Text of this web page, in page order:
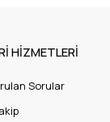
HİZMETLERİ
Sorular